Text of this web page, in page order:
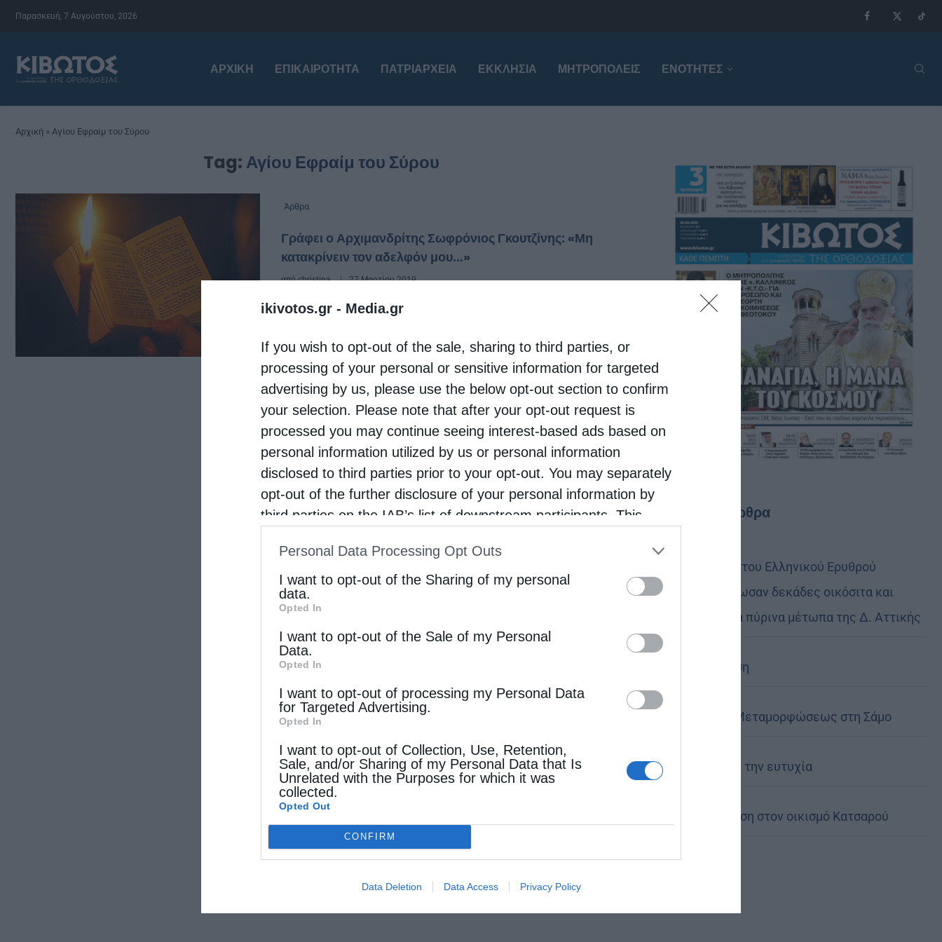
ikivotos.gr - Media.gr
If you wish to opt-out of the sale, sharing to third parties, or
processing of your personal or sensitive information for targeted
advertising by us, please use the below opt-out section to confirm
your selection. Please note that after your opt-out request is
processed you may continue seeing interest-based ads based on
personal information utilized by us or personal information
disclosed to third parties prior to your opt-out. You may separately
opt-out of the further disclosure of your personal information by
third parties on the IAB’s list of downstream participants. This
IAB’s List of Downstream Participantsthat may further disclose it to
other third parties.
Personal Data Processing Opt Outs
I want to opt-out of the Sharing of my personal
data.
Opted In
I want to opt-out of the Sale of my Personal
Data.
Opted In
I want to opt-out of processing my Personal Data
for Targeted Advertising.
Opted In
I want to opt-out of Collection, Use, Retention,
Sale, and/or Sharing of my Personal Data that Is
Unrelated with the Purposes for which it was
collected.
Opted Out
CONFIRM
Data Deletion Data Access Privacy Policy
Παρασκευή, 7 Αυγούστου, 2026
ΑΡΧΙΚΉ ΕΠΙΚΑΙΡΌΤΗΤΑ ΠΑΤΡΙΑΡΧΕΊΑ ΕΚΚΛΗΣΊΑ ΜΗΤΡΟΠΌΛΕΙΣ ΕΝΟΤΗΤΕΣ
Αρχική » Αγίου Εφραίμ του Σύρου
Tag: Αγίου Εφραίμ του Σύρου
Άρθρα
Γράφει ο Αρχιμανδρίτης Σωφρόνιος Γκουτζίνης: «Μη
κατακρίνειν τον αδελφόν μου…»
απόchristina 27 Μαρτίου 2019
Του Αρχιμανδρίτη Σωφρόνιου Γκουτζίνη Μία από τις
κατά τη Μεγάλη Τεσσαρακοστή είναι η ευχή του Αγίου
Εφραίμ του Σύρου, το γνωστό στον λαό μας «Κύριε και
Δέσποτα …
Τελευταία άρθρα
Οι εθελοντές του Ελληνικού Ερυθρού
Σταυρού διέσωσαν δεκάδες οικόσιτα και
άγρια ζώα στα πύρινα μέτωπα της Δ. Αττικής
Η Εξομολόγηση
Η Εορτή της Μεταμορφώσεως στη Σάμο
Πού αναζητάς την ευτυχία
Ιερά Παράκληση στον οικισμό Κατσαρού